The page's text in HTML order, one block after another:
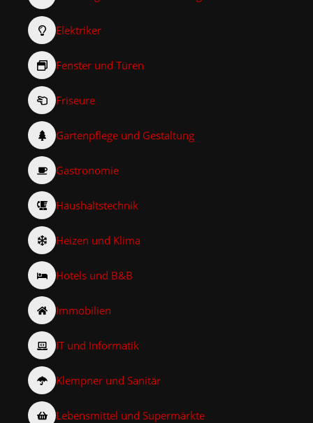
Elektriker
Fenster und Türen
Friseure
Gartenpflege und Gestaltung
Gastronomie
Haushaltstechnik
Heizen und Klima
Hotels und B&B
Immobilien
IT und Informatik
Klempner und Sanitär
Lebensmittel und Supermärkte